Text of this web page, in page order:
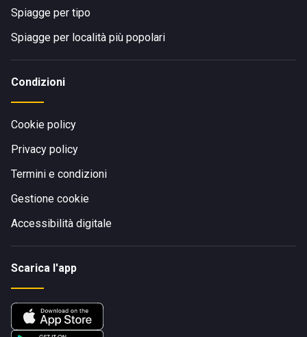
Spiagge per tipo
Spiagge per località più popolari
Condizioni
Cookie policy
Privacy policy
Termini e condizioni
Gestione cookie
Accessibilità digitale
Scarica l'app